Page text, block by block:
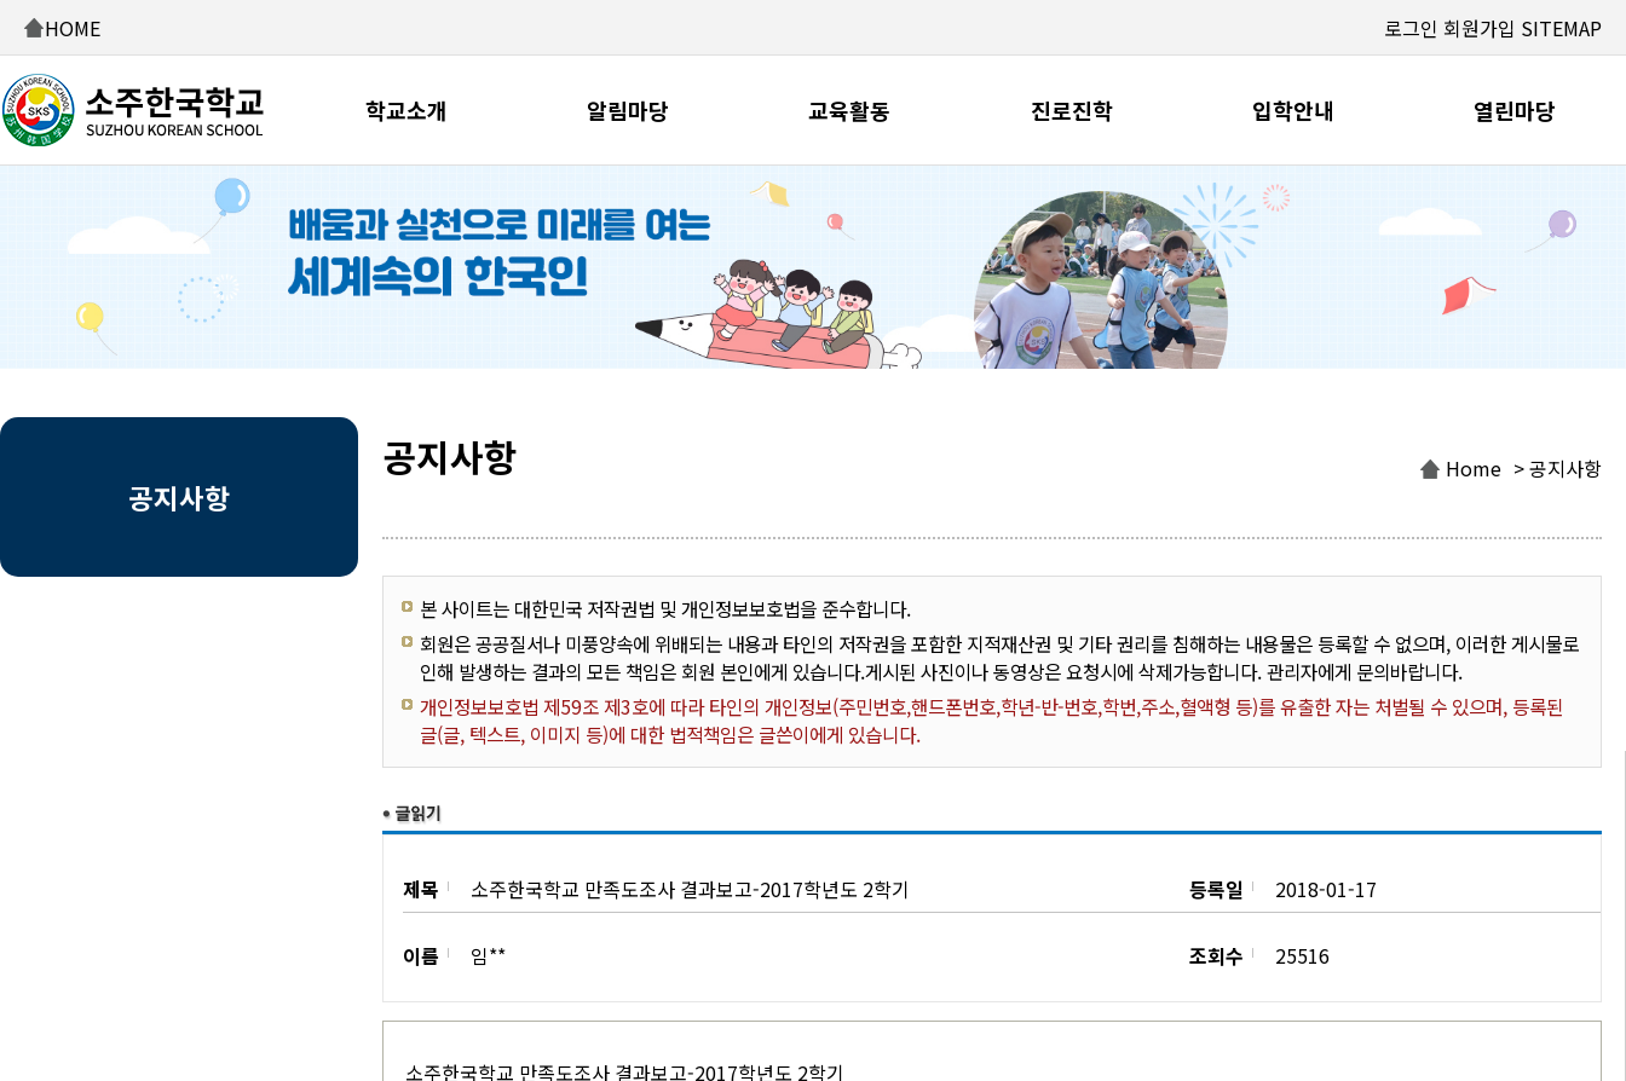
HOME 로그인 회원가입 SITEMAP
학교소개 알림마당 교육활동 진로진학 입학안내 열린마당
공지사항
공지사항 Home > 공지사항
본 사이트는 대한민국 저작권법 및 개인정보보호법을 준수합니다.
회원은 공공질서나 미풍양속에 위배되는 내용과 타인의 저작권을 포함한 지적재산권 및 기타 권리를 침해하는 내용물은 등록할 수 없으며, 이러한 게시물로
인해 발생하는 결과의 모든 책임은 회원 본인에게 있습니다.게시된 사진이나 동영상은 요청시에 삭제가능합니다. 관리자에게 문의바랍니다.
개인정보보호법 제59조 제3호에 따라 타인의 개인정보(주민번호,핸드폰번호,학년-반-번호,학번,주소,혈액형 등)를 유출한 자는 처벌될 수 있으며, 등록된
글(글, 텍스트, 이미지 등)에 대한 법적책임은 글쓴이에게 있습니다.
제목 소주한국학교 만족도조사 결과보고-2017학년도 2학기 등록일 2018-01-17
이름 임** 조회수 25516
소주한국학교 만족도조사 결과보고-2017학년도 2학기